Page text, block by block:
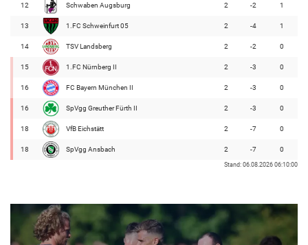
12 Schwaben Augsburg 2 -2 1
13 1.FC Schweinfurt 05 2 -4 1
14 TSV Landsberg 2 -2 0
15 1.FC Nürnberg II 2 -3 0
16 FC Bayern München II 2 -3 0
16 SpVgg Greuther Fürth II 2 -3 0
18 VfB Eichstätt 2 -7 0
18 SpVgg Ansbach 2 -7 0
Stand: 06.08.2026 06:10:00